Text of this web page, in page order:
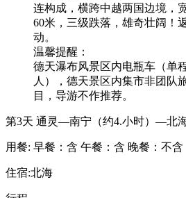
连构成，横跨中越两国边境，
60米，三级跌落，雄奇壮阔！
动。
温馨提醒：
德天瀑布风景区内电瓶车（单
人），德天景区内集市非团队
目，导游不作推荐。
第3天 通灵—南宁（约4.小时）—北
用餐: 早餐：含 午餐：含 晚餐：不含
住宿:北海